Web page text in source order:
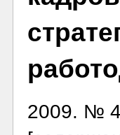
2009. №